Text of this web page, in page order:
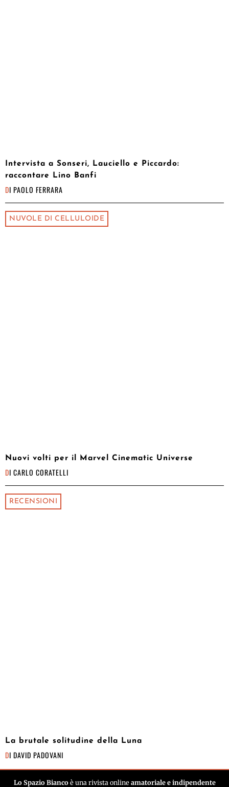
Intervista a Sonseri, Lauciello e Piccardo:
raccontare Lino Banfi
DI PAOLO FERRARA
NUVOLE DI CELLULOIDE
Nuovi volti per il Marvel Cinematic Universe
DI CARLO CORATELLI
RECENSIONI
La brutale solitudine della Luna
DI DAVID PADOVANI
Lo Spazio Biancoè una rivista online amatoriale e indipendente